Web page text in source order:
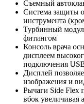
Съемный
Система защиты
инструмента
Турбинный
фитингом
Консоль врача
дисплеем
подключения
Дисплей
изображения и
Рычаги Side Flex
вбок увеличивая